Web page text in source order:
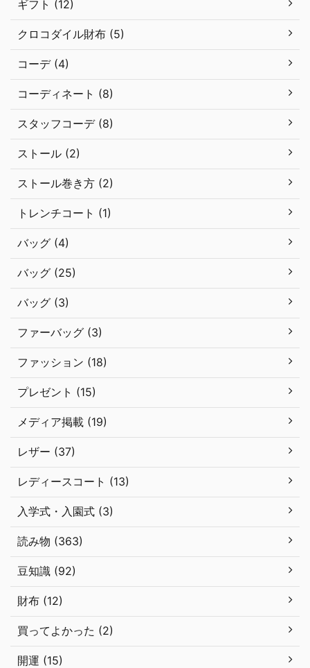
ギフト (12)
クロコダイル財布 (5)
コーデ (4)
コーディネート (8)
スタッフコーデ (8)
ストール (2)
ストール巻き方 (2)
トレンチコート (1)
バッグ (4)
バッグ (25)
バッグ (3)
ファーバッグ (3)
ファッション (18)
プレゼント (15)
メディア掲載 (19)
レザー (37)
レディースコート (13)
入学式・入園式 (3)
読み物 (363)
豆知識 (92)
財布 (12)
買ってよかった (2)
開運 (15)